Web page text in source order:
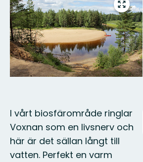
Siirry
koko
näytön
alueelle
I vårt biosfärområde ringlar
Voxnan som en livsnerv och
här är det sällan långt till
vatten. Perfekt en varm